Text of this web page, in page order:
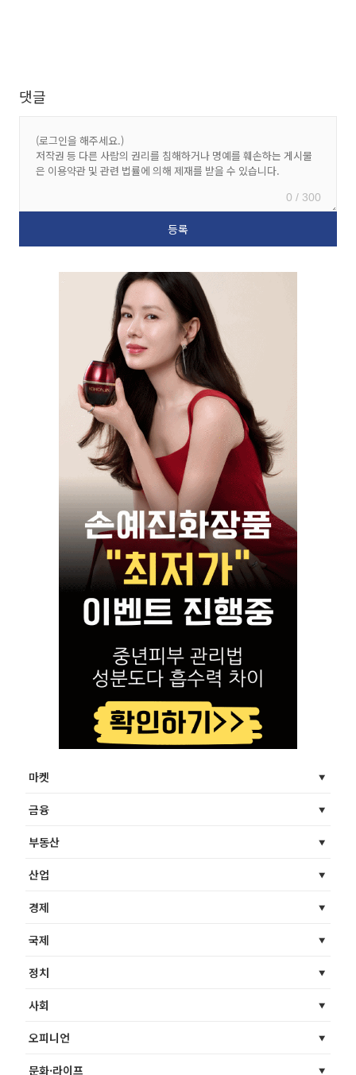
댓글
0 / 300
마켓
금융
부동산
산업
경제
국제
정치
사회
오피니언
문화·라이프